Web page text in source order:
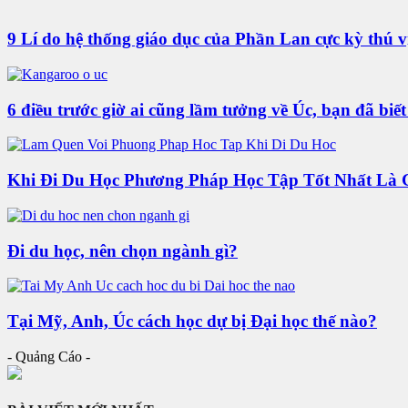
9 Lí do hệ thống giáo dục của Phần Lan cực kỳ thú
6 điều trước giờ ai cũng lầm tưởng về Úc, bạn đã
Khi Đi Du Học Phương Pháp Học Tập Tốt Nhất Là
Đi du học, nên chọn ngành gì?
Tại Mỹ, Anh, Úc cách học dự bị Đại học thế nào?
- Quảng Cáo -